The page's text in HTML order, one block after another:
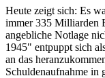
Heute zeigt sich: Es
immer 335 Milliarden
angebliche Notlage
1945" entpuppt sich
an das
Schuldenaufnahme in